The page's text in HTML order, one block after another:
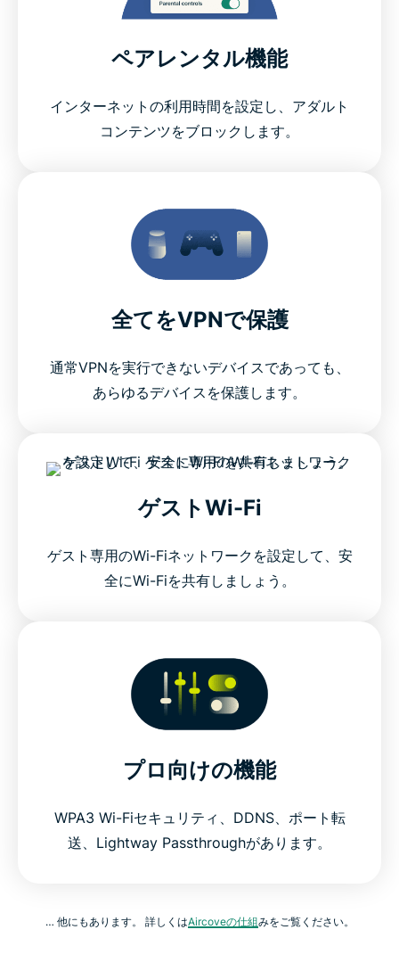
ペアレンタル機能
インターネットの利用時間を設定し、アダルト
コンテンツをブロックします。
全てをVPNで保護
通常VPNを実行できないデバイスであっても、
あらゆるデバイスを保護します。
ゲストWi-Fi
ゲスト専用のWi-Fiネットワークを設定して、安
全にWi-Fiを共有しましょう。
プロ向けの機能
WPA3 Wi-Fiセキュリティ、DDNS、ポート転
送、Lightway Passthroughがあります。
… 他にもあります。 詳しくはAircoveの仕組みをご覧ください。